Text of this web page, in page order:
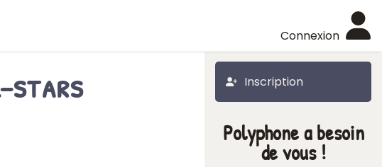
Connexion
Inscription
stars
Polyphone a besoin
de vous !